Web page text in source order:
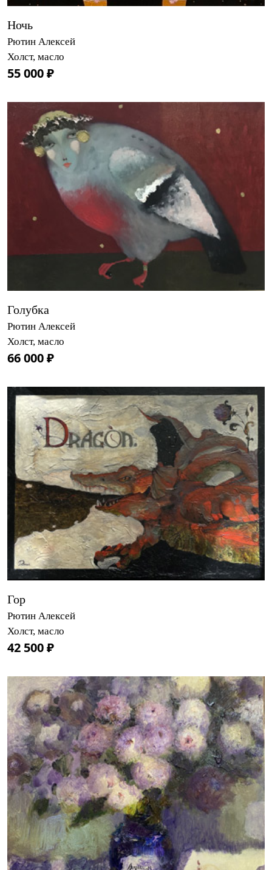
Ночь
Рютин Алексей
Холст, масло
55 000 ₽
Голубка
Рютин Алексей
Холст, масло
66 000 ₽
Гор
Рютин Алексей
Холст, масло
42 500 ₽